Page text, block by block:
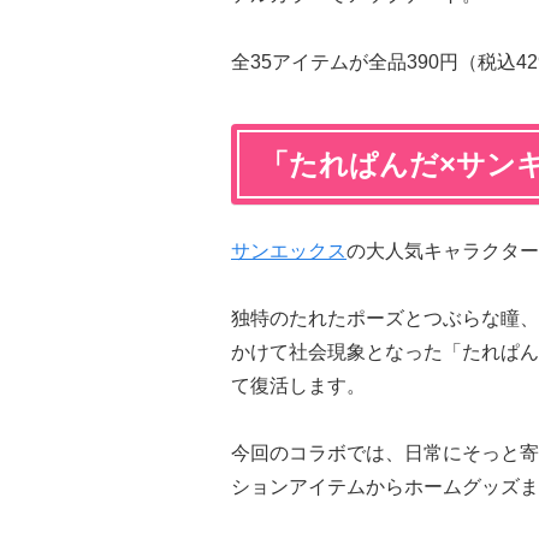
全35アイテムが全品390円（税込
「たれぱんだ×サン
サンエックスの大人気キャラクタ
独特のたれたポーズとつぶらな瞳
かけて社会現象となった「たれぱ
て復活します。
今回のコラボでは、日常にそっと
ションアイテムからホームグッズ